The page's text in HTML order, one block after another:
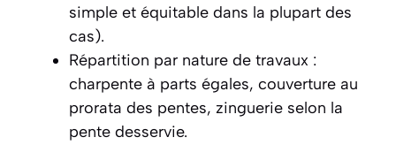
simple et équitable dans la plupart des
cas).
Répartition par nature de travaux :
charpente à parts égales, couverture au
prorata des pentes, zinguerie selon la
pente desservie.